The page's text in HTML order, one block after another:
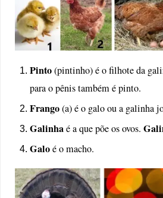
Pinto(pintinho) é o filhote da
para o pênis também é pinto.
Frango(a) é o galo ou a galinha
Galinhaé a que põe os ovos.
Galoé o macho.